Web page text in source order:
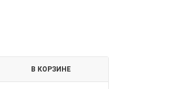
В КОРЗИНЕ